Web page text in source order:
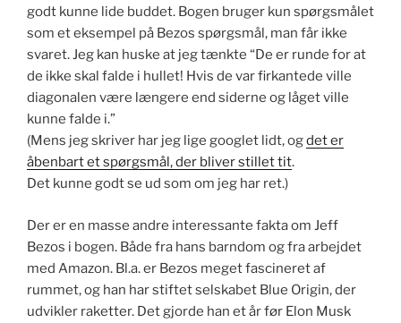
godt kunne lide buddet. Bogen bruger kun spørgsmålet
som et eksempel på Bezos spørgsmål, man får ikke
svaret. Jeg kan huske at jeg tænkte “De er runde for at
de ikke skal falde i hullet! Hvis de var firkantede ville
diagonalen være længere end siderne og låget ville
kunne falde i.”
(Mens jeg skriver har jeg lige googlet lidt, ogdet er
åbenbart et spørgsmål, der bliver stillet tit.
Det kunne godt se ud som om jeg har ret.)
Der er en masse andre interessante fakta om Jeff
Bezos i bogen. Både fra hans barndom og fra arbejdet
med Amazon. Bl.a. er Bezos meget fascineret af
rummet, og han har stiftet selskabet Blue Origin, der
udvikler raketter. Det gjorde han et år før Elon Musk